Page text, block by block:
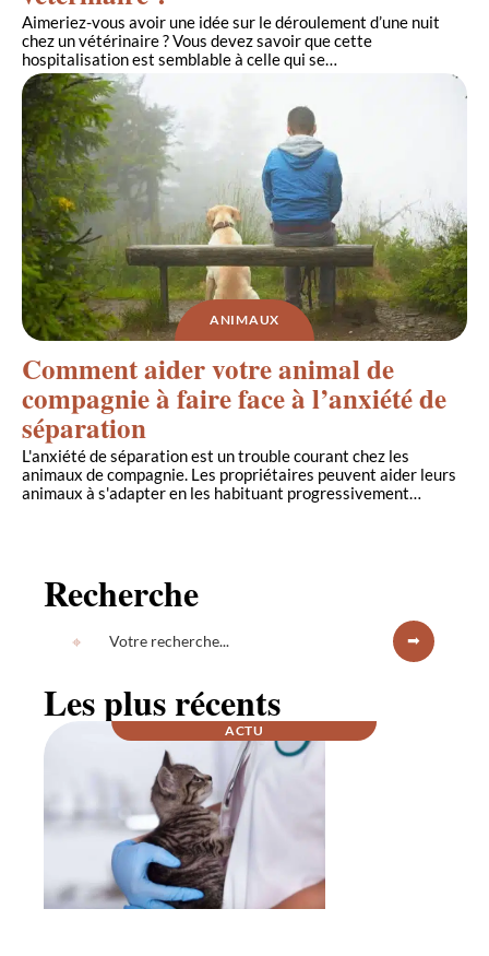
Aimeriez-vous avoir une idée sur le déroulement d’une nuit
chez un vétérinaire ? Vous devez savoir que cette
hospitalisation est semblable à celle qui se…
ANIMAUX
Comment aider votre animal de
compagnie à faire face à l’anxiété de
séparation
L'anxiété de séparation est un trouble courant chez les
animaux de compagnie. Les propriétaires peuvent aider leurs
animaux à s'adapter en les habituant progressivement…
Recherche
Les plus récents
ACTU